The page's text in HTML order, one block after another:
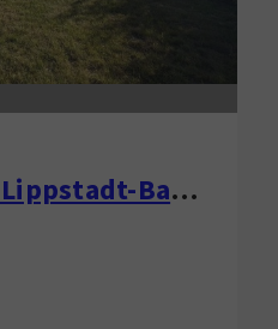
Grundstück in Lippstadt-Bad Waldliesborn zu verkaufen!